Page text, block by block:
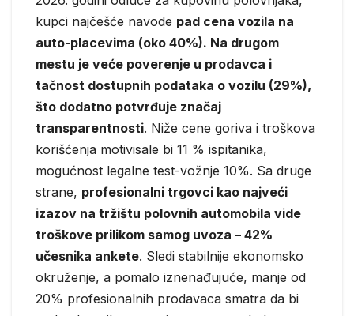
kupci najčešće navode pad cena vozila na
auto-placevima (oko 40%). Na drugom
mestu je veće poverenje u prodavca i
tačnost dostupnih podataka o vozilu (29%),
što dodatno potvrđuje značaj
transparentnosti. Niže cene goriva i troškova
korišćenja motivisale bi 11 % ispitanika,
mogućnost legalne test-vožnje 10%. Sa druge
strane, profesionalni trgovci kao najveći
izazov na tržištu polovnih automobila vide
troškove prilikom samog uvoza – 42%
učesnika ankete. Sledi stabilnije ekonomsko
okruženje, a pomalo iznenađujuće, manje od
20% profesionalnih prodavaca smatra da bi